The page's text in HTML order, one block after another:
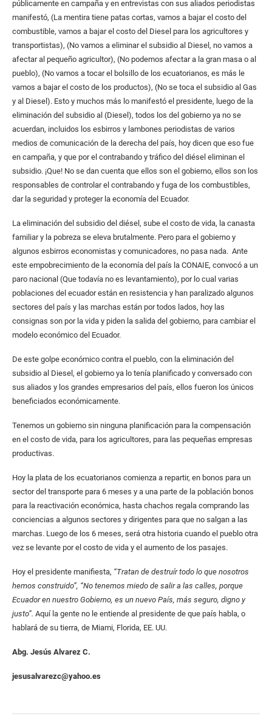
públicamente en campaña y en entrevistas con sus aliados periodistas
manifestó, (La mentira tiene patas cortas, vamos a bajar el costo del
combustible, vamos a bajar el costo del Diesel para los agricultores y
transportistas), (No vamos a eliminar el subsidio al Diesel, no vamos a
afectar al pequeño agricultor), (No podemos afectar a la gran masa o al
pueblo), (No vamos a tocar el bolsillo de los ecuatorianos, es más le
vamos a bajar el costo de los productos), (No se toca el subsidio al Gas
y al Diesel). Esto y muchos más lo manifestó el presidente, luego de la
eliminación del subsidio al (Diesel), todos los del gobierno ya no se
acuerdan, incluidos los esbirros y lambones periodistas de varios
medios de comunicación de la derecha del país, hoy dicen que eso fue
en campaña, y que por el contrabando y tráfico del diésel eliminan el
subsidio. ¡Que! No se dan cuenta que ellos son el gobierno, ellos son los
responsables de controlar el contrabando y fuga de los combustibles,
dar la seguridad y proteger la economía del Ecuador.
La eliminación del subsidio del diésel, sube el costo de vida, la canasta
familiar y la pobreza se eleva brutalmente. Pero para el gobierno y
algunos esbirros economistas y comunicadores, no pasa nada. Ante
este empobrecimiento de la economía del país la CONAIE, convocó a un
paro nacional (Que todavía no es levantamiento), por lo cual varias
poblaciones del ecuador están en resistencia y han paralizado algunos
sectores del país y las marchas están por todos lados, hoy las
consignas son por la vida y piden la salida del gobierno, para cambiar el
modelo económico del Ecuador.
De este golpe económico contra el pueblo, con la eliminación del
subsidio al Diesel, el gobierno ya lo tenía planificado y conversado con
sus aliados y los grandes empresarios del país, ellos fueron los únicos
beneficiados económicamente.
Tenemos un gobierno sin ninguna planificación para la compensación
en el costo de vida, para los agricultores, para las pequeñas empresas
productivas.
Hoy la plata de los ecuatorianos comienza a repartir, en bonos para un
sector del transporte para 6 meses y a una parte de la población bonos
para la reactivación económica, hasta chachos regala comprando las
conciencias a algunos sectores y dirigentes para que no salgan a las
marchas. Luego de los 6 meses, será otra historia cuando el pueblo otra
vez se levante por el costo de vida y el aumento de los pasajes.
Hoy el presidente manifiesta, “Tratan de destruír todo lo que nosotros
hemos construido”, “No tenemos miedo de salir a las calles, porque
Ecuador en nuestro Gobierno, es un nuevo País, más seguro, digno y
justo”. Aquí la gente no le entiende al presidente de que país habla, o
hablará de su tierra, de Miami, Florida, EE. UU.
Abg. Jesús Alvarez C.
jesusalvarezc@yahoo.es